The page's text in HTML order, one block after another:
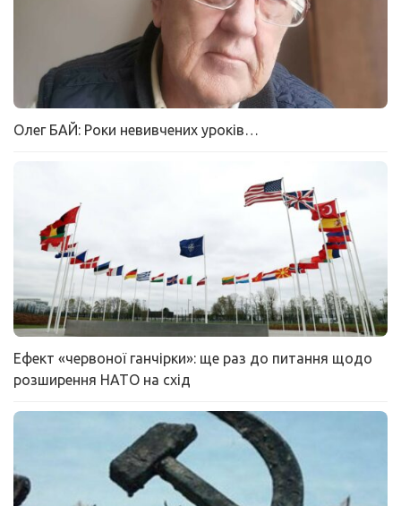
Олег БАЙ: Роки невивчених уроків…
Ефект «червоної ганчірки»: ще раз до питання щодо
розширення НАТО на схід